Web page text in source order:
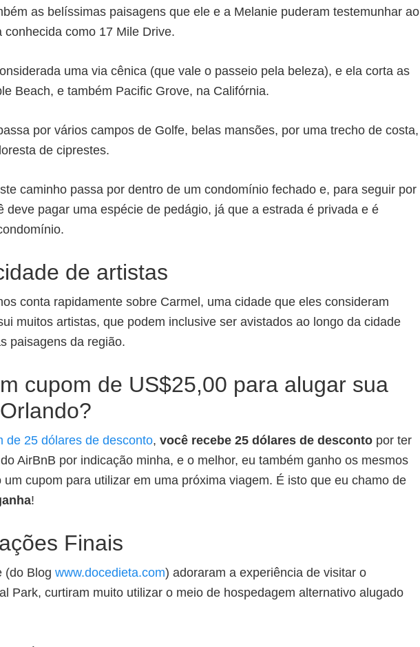
as belíssimas paisagens que ele e a Melanie puderam testemunhar ao
conhecida como 17 Mile Drive.
uma via cênica (que vale o passeio pela beleza), e ela corta as
Beach, e também Pacific Grove, na Califórnia.
por vários campos de Golfe, belas mansões, por uma trecho de costa,
de ciprestes.
caminho passa por dentro de um condomínio fechado e, para seguir por
deve pagar uma espécie de pedágio, já que a estrada é privada e é
de artistas
conta rapidamente sobre Carmel, uma cidade que eles consideram
muitos artistas, que podem inclusive ser avistados ao longo da cidade
paisagens da região.
cupom de US$25,00 para alugar sua
de 25 dólares de desconto, você recebe 25 dólares de desconto por ter
AirBnB por indicação minha, e o melhor, eu também ganho os mesmos
um cupom para utilizar em uma próxima viagem. É isto que eu chamo de
!
Finais
(do Blog www.docedieta.com) adoraram a experiência de visitar o
Park, curtiram muito utilizar o meio de hospedagem alternativo alugado